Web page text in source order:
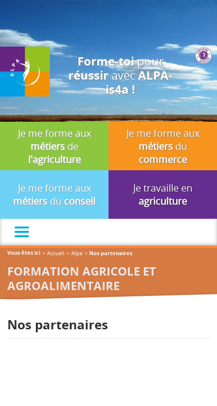
des fins d'analyse, de pertinence et de publicité.
Forme-toipour
réussiravecALPA-
is4a !
Je me forme aux
métiersde
l'agriculture
Je me forme aux
métiersdu
commerce
Je me forme aux
métiersdu conseil
Je travaille en
agriculture
Vous êtes ici Accueil Alpa Nos partenaires
FORMATION AGRICOLE ET
AGROALIMENTAIRE
Nos partenaires